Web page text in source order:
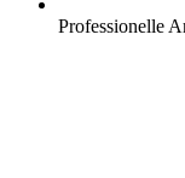
Professionelle